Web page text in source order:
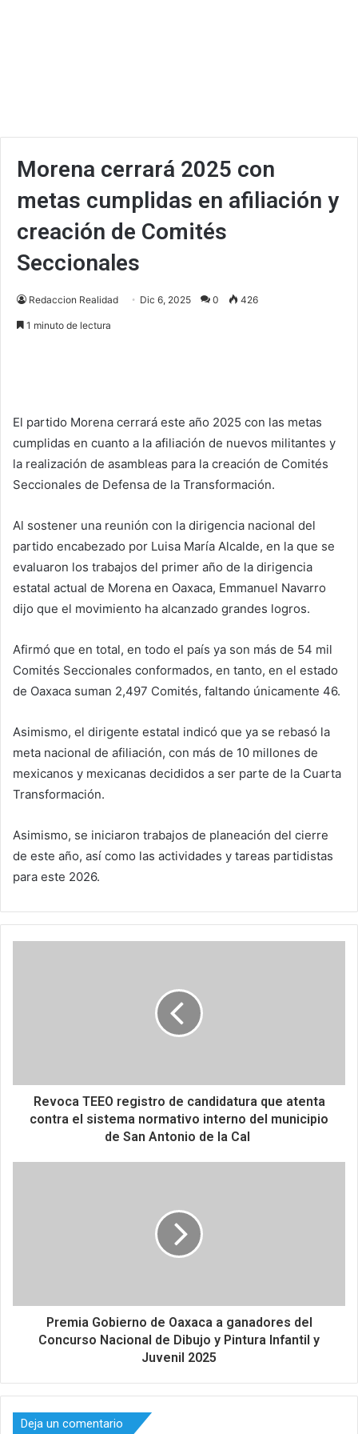
Morena cerrará 2025 con
metas cumplidas en afiliación y
creación de Comités
Seccionales
Redaccion Realidad Dic 6, 2025 0 426
1 minuto de lectura
El partido Morena cerrará este año 2025 con las metas
cumplidas en cuanto a la afiliación de nuevos militantes y
la realización de asambleas para la creación de Comités
Seccionales de Defensa de la Transformación.
Al sostener una reunión con la dirigencia nacional del
partido encabezado por Luisa María Alcalde, en la que se
evaluaron los trabajos del primer año de la dirigencia
estatal actual de Morena en Oaxaca, Emmanuel Navarro
dijo que el movimiento ha alcanzado grandes logros.
Afirmó que en total, en todo el país ya son más de 54 mil
Comités Seccionales conformados, en tanto, en el estado
de Oaxaca suman 2,497 Comités, faltando únicamente 46.
Asimismo, el dirigente estatal indicó que ya se rebasó la
meta nacional de afiliación, con más de 10 millones de
mexicanos y mexicanas decididos a ser parte de la Cuarta
Transformación.
Asimismo, se iniciaron trabajos de planeación del cierre
de este año, así como las actividades y tareas partidistas
para este 2026.
Revoca TEEO registro de candidatura que atenta
contra el sistema normativo interno del municipio
de San Antonio de la Cal
Premia Gobierno de Oaxaca a ganadores del
Concurso Nacional de Dibujo y Pintura Infantil y
Juvenil 2025
Deja un comentario